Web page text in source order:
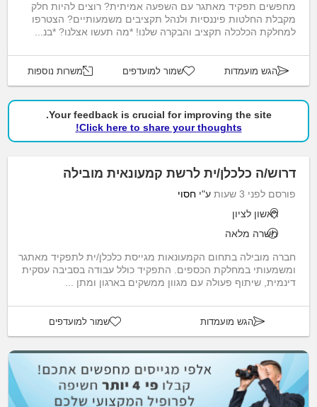
מחפשים תפקיד מאתגר עם השפעה אמיתית? רוצים להיות חלק
מקבלת החלטות פיננסיות ולנהל תקציבים משמעותיים? הצטרפו
למחלקת הכלכלה תקציב והבקרה שלנו! *מה תעשו אצלנו? *בנ...
הגש מועמדות שמור למועדפים משרות נוספות
Your feedback is crucial for improving the site.
Click here to share your thoughts!
דרוש/ה כלכלן/ית לרשת קמעונאית מובילה
פורסם לפני 3 שעות ע"י חסוי
ראשון לציון
משרה מלאה
חברה מובילה בתחום הקמעונאות מגייסת כלכלן/ית לתפקיד מאתגר
ומשמעותי במחלקת הכספים. התפקיד כולל עבודה בסביבה עסקית
דינמית, שיתוף פעולה עם מגוון ממשקים בארגון ומתן ...
הגש מועמדות שמור למועדפים